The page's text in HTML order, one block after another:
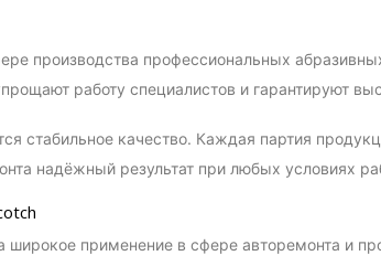
производства профессиональных
работу специалистов и гарантируют
стабильное качество. Каждая партия
надёжный результат при любых условиях
широкое применение в сфере авторемонта и